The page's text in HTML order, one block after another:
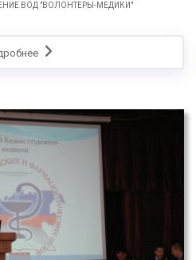
ВОД "ВОЛОНТЕРЫ-МЕДИКИ"